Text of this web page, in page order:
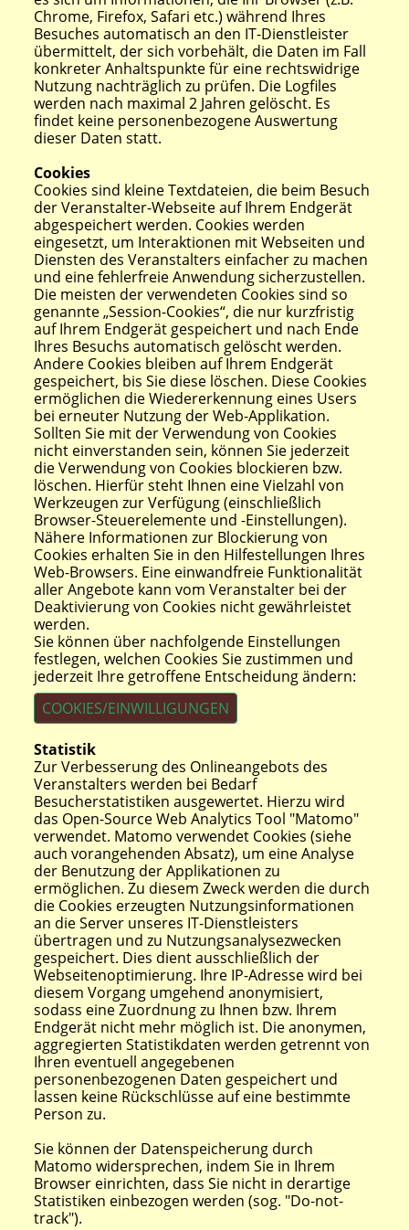
Chrome, Firefox, Safari etc.) während Ihres
Besuches automatisch an den IT-Dienstleister
übermittelt, der sich vorbehält, die Daten im Fall
konkreter Anhaltspunkte für eine rechtswidrige
Nutzung nachträglich zu prüfen. Die Logfiles
werden nach maximal 2 Jahren gelöscht. Es
findet keine personenbezogene Auswertung
dieser Daten statt.
Cookies
Cookies sind kleine Textdateien, die beim Besuch
der Veranstalter-Webseite auf Ihrem Endgerät
abgespeichert werden. Cookies werden
eingesetzt, um Interaktionen mit Webseiten und
Diensten des Veranstalters einfacher zu machen
und eine fehlerfreie Anwendung sicherzustellen.
Die meisten der verwendeten Cookies sind so
genannte „Session-Cookies“, die nur kurzfristig
auf Ihrem Endgerät gespeichert und nach Ende
Ihres Besuchs automatisch gelöscht werden.
Andere Cookies bleiben auf Ihrem Endgerät
gespeichert, bis Sie diese löschen. Diese Cookies
ermöglichen die Wiedererkennung eines Users
bei erneuter Nutzung der Web-Applikation.
Sollten Sie mit der Verwendung von Cookies
nicht einverstanden sein, können Sie jederzeit
die Verwendung von Cookies blockieren bzw.
löschen. Hierfür steht Ihnen eine Vielzahl von
Werkzeugen zur Verfügung (einschließlich
Browser-Steuerelemente und -Einstellungen).
Nähere Informationen zur Blockierung von
Cookies erhalten Sie in den Hilfestellungen Ihres
Web-Browsers. Eine einwandfreie Funktionalität
aller Angebote kann vom Veranstalter bei der
Deaktivierung von Cookies nicht gewährleistet
werden.
Sie können über nachfolgende Einstellungen
festlegen, welchen Cookies Sie zustimmen und
jederzeit Ihre getroffene Entscheidung ändern:
COOKIES/EINWILLIGUNGEN
Statistik
Zur Verbesserung des Onlineangebots des
Veranstalters werden bei Bedarf
Besucherstatistiken ausgewertet. Hierzu wird
das Open-Source Web Analytics Tool "Matomo"
verwendet. Matomo verwendet Cookies (siehe
auch vorangehenden Absatz), um eine Analyse
der Benutzung der Applikationen zu
ermöglichen. Zu diesem Zweck werden die durch
die Cookies erzeugten Nutzungsinformationen
an die Server unseres IT-Dienstleisters
übertragen und zu Nutzungsanalysezwecken
gespeichert. Dies dient ausschließlich der
Webseitenoptimierung. Ihre IP-Adresse wird bei
diesem Vorgang umgehend anonymisiert,
sodass eine Zuordnung zu Ihnen bzw. Ihrem
Endgerät nicht mehr möglich ist. Die anonymen,
aggregierten Statistikdaten werden getrennt von
Ihren eventuell angegebenen
personenbezogenen Daten gespeichert und
lassen keine Rückschlüsse auf eine bestimmte
Person zu.
Sie können der Datenspeicherung durch
Matomo widersprechen, indem Sie in Ihrem
Browser einrichten, dass Sie nicht in derartige
Statistiken einbezogen werden (sog. "Do-not-
track").